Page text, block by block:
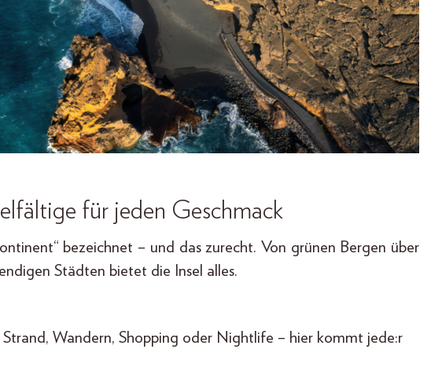
für jeden Geschmack
bezeichnet – und das zurecht. Von grünen Bergen über
Städten bietet die Insel alles.
Wandern, Shopping oder Nightlife – hier kommt jede:r